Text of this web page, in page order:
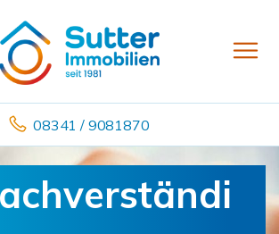
08341 / 9081870